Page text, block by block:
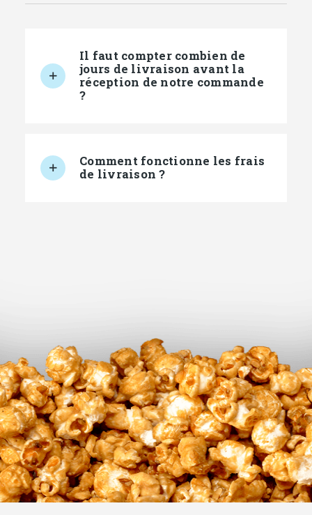
Il faut compter combien de
jours de livraison avant la
réception de notre commande
?
Comment fonctionne les frais
de livraison ?